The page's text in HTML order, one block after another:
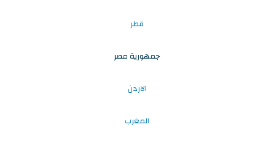
قطر
جمهورية مصر
الاردن
المغرب